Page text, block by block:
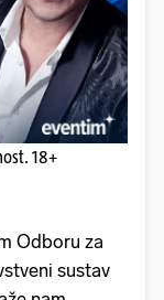
18+
Odboru za
sustav